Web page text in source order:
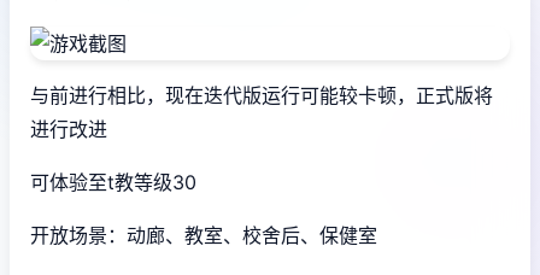
与前进行相比，现在迭代版运行可能较卡顿，正式版将
进行改进
可体验至t教等级30
开放场景：动廊、教室、校舍后、保健室